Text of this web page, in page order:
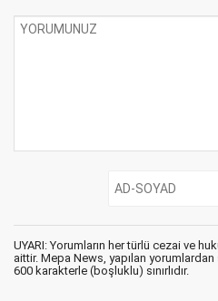
UYARI: Yorumların her türlü cezai ve
aittir. Mepa News, yapılan
600 karakterle (boşluklu) sınırlıdır.